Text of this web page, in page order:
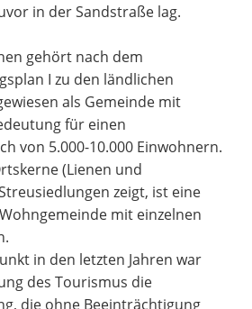
in der Sandstraße lag.
gehört nach dem
I zu den ländlichen
als Gemeinde mit
für einen
von 5.000-10.000 Einwohnern.
(Lienen und
zeigt, ist eine
mit einzelnen
in den letzten Jahren war
des Tourismus die
die ohne Beeinträchtigung